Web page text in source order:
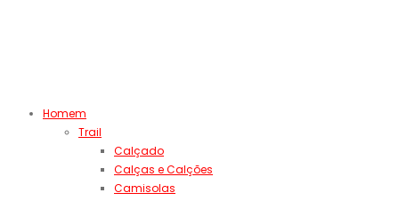
Homem
Trail
Calçado
Calças e Calções
Camisolas